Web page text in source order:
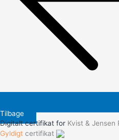
Tilbage
Digitalt certifikat for Kvist & Jensen
Gyldigt certifikat